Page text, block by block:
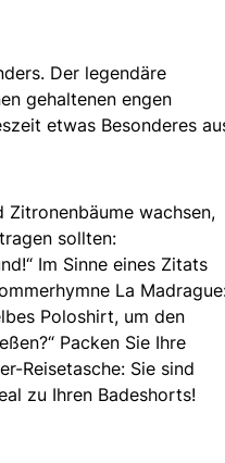
Der legendäre
gehaltenen engen
etwas Besonderes
Zitronenbäume wachsen,
sollten:
Im Sinne eines Zitats
La
Poloshirt, um den
Packen Sie Ihre
Reisetasche: Sie sind
zu Ihren Badeshorts!